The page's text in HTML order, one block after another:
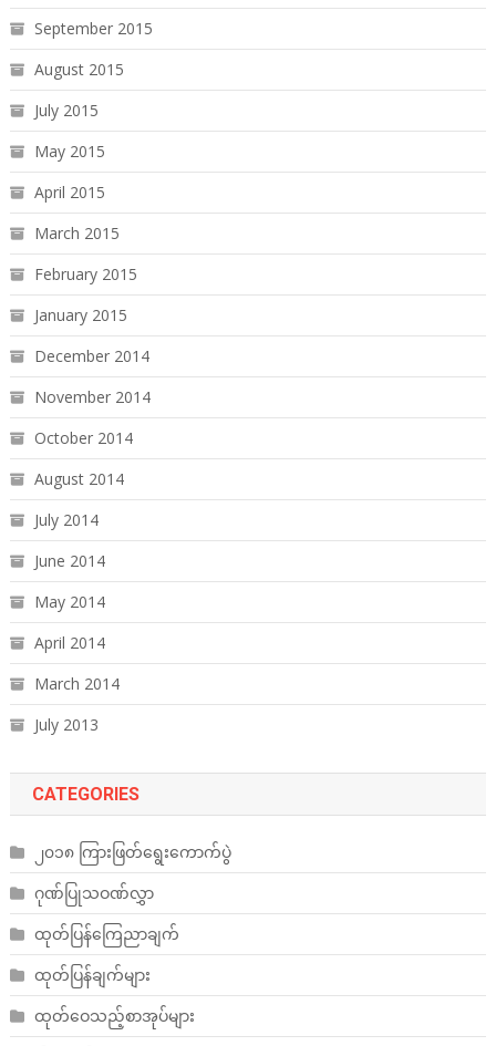
September 2015
August 2015
July 2015
May 2015
April 2015
March 2015
February 2015
January 2015
December 2014
November 2014
October 2014
August 2014
July 2014
June 2014
May 2014
April 2014
March 2014
July 2013
CATEGORIES
၂၀၁၈ ကြားဖြတ်ရွေးကောက်ပွဲ
ဂုဏ်ပြုသဝဏ်လွှာ
ထုတ်ပြန်ကြေညာချက်
ထုတ်ပြန်ချက်များ
ထုတ်ဝေသည့်စာအုပ်များ